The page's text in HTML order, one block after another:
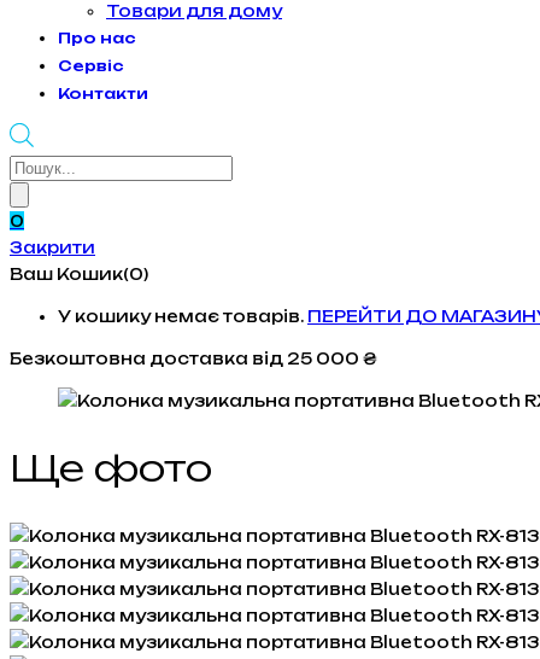
Товари для дому
Про нас
Сервіс
Контакти
Products
0
Закрити
Ваш Кошик(0)
У кошику немає товарів. ПЕРЕЙТИ ДО
Безкоштовна доставка від 25 000 ₴
Ще фото